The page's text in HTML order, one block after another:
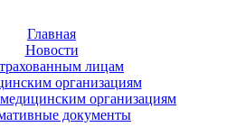
Главная
Новости
лицам
организациям
организациям
документы